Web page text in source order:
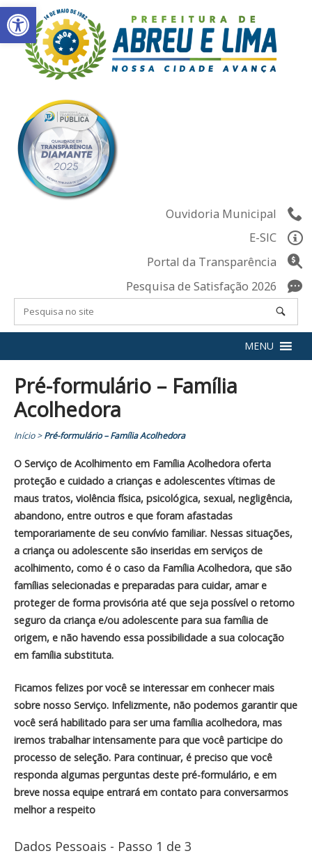
Abrir a barra de ferramentas
Skip
to
content
Ouvidoria Municipal
E-SIC
Portal da Transparência
Pesquisa de Satisfação 2026
MENU
Pré-formulário – Família
Acolhedora
Início>Pré-formulário – Família Acolhedora
O Serviço de Acolhimento em Família Acolhedora oferta
proteção e cuidado a crianças e adolescentes vítimas de
maus tratos, violência física, psicológica, sexual, negligência,
abandono, entre outros e que foram afastadas
temporariamente de seu convívio familiar. Nessas situações,
a criança ou adolescente são inseridas em serviços de
acolhimento, como é o caso da Família Acolhedora, que são
famílias selecionadas e preparadas para cuidar, amar e
proteger de forma provisória até que seja possível o retorno
seguro da criança e/ou adolescente para sua família de
origem, e não havendo essa possibilidade a sua colocação
em família substituta.
Ficamos felizes por você se interessar em conhecer mais
sobre nosso Serviço. Infelizmente, não podemos garantir que
você será habilitado para ser uma família acolhedora, mas
iremos trabalhar intensamente para que você participe do
processo de seleção. Para continuar, é preciso que você
responda algumas perguntas deste pré-formulário, e em
breve nossa equipe entrará em contato para conversarmos
melhor a respeito
Dados Pessoais - Passo 1 de 3